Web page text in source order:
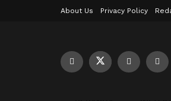
About Us Privacy Policy